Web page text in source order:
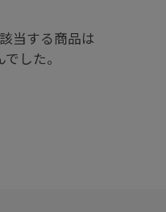
当する商品は
した。